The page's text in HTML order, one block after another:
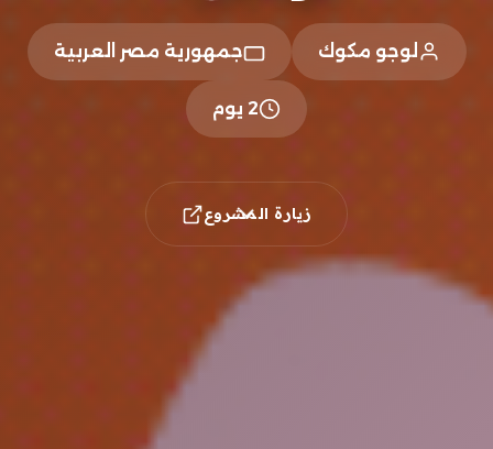
لوجو مكوك جمهورية مصر العربية
2 يوم
زيارة المشروع